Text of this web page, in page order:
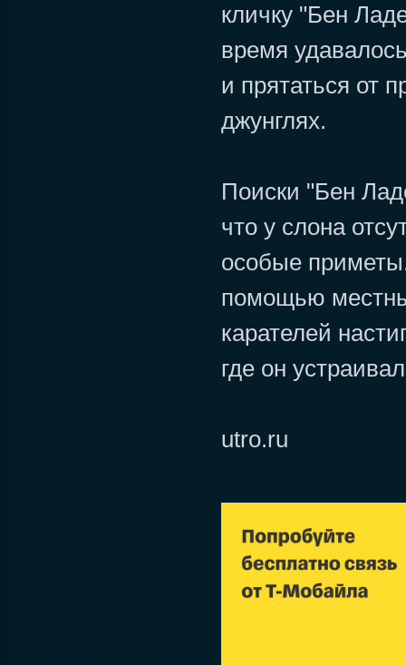
кличку "Бен
время
и прятаться от
джунглях.
Поиски "Бен
что у слона
особые
помощью
карателей
где он
utro.ru